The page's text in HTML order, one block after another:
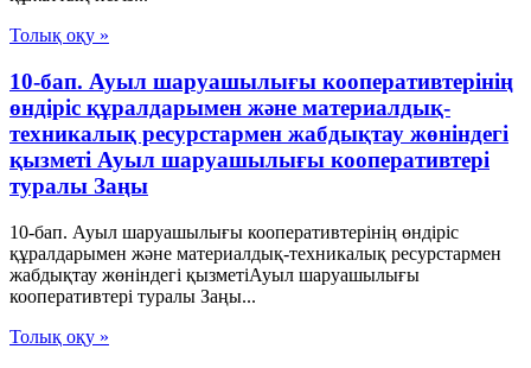
Толық оқу »
10-бап. Ауыл шаруашылығы кооперативтерінің
өндіріс құралдарымен және материалдық-
техникалық ресурстармен жабдықтау жөніндегі
қызметі Ауыл шаруашылығы кооперативтері
туралы Заңы
10-бап. Ауыл шаруашылығы кооперативтерінің өндіріс
құралдарымен және материалдық-техникалық ресурстармен
жабдықтау жөніндегі қызметіАуыл шаруашылығы
кооперативтері туралы Заңы...
Толық оқу »